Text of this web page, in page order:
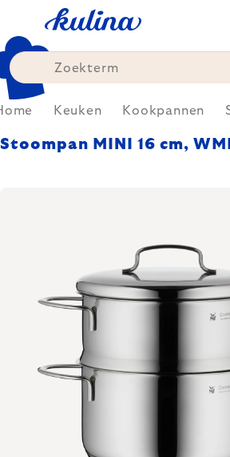
content
Keuken Kookpannen
Stoompan MINI 16 cm,